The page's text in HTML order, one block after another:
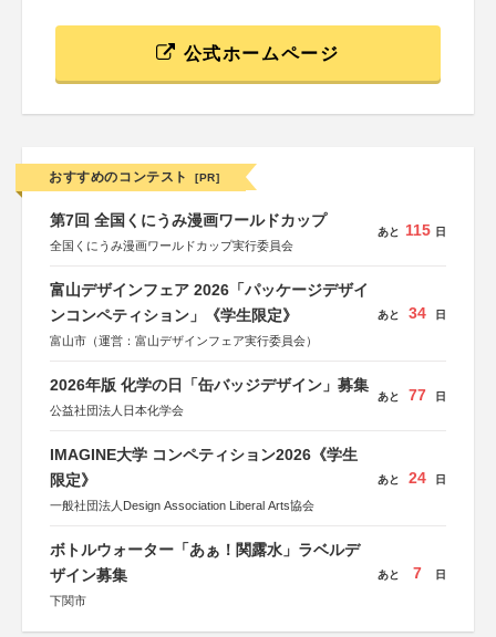
公式ホームページ
おすすめのコンテスト [PR]
第7回 全国くにうみ漫画ワールドカップ
全国くにうみ漫画ワールドカップ実行委員会
あと 115 日
富山デザインフェア 2026「パッケージデザイ
ンコンペティション」《学生限定》
富山市（運営：富山デザインフェア実行委員会）
あと 34 日
2026年版 化学の日「缶バッジデザイン」募集
公益社団法人日本化学会
あと 77 日
IMAGINE大学 コンペティション2026《学生
限定》
一般社団法人Design Association Liberal Arts協会
あと 24 日
ボトルウォーター「あぁ！関露水」ラベルデ
ザイン募集
下関市
あと 7 日